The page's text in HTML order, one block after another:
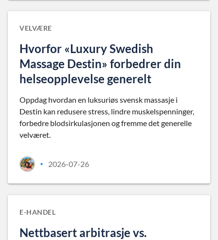
VELVÆRE
Hvorfor «Luxury Swedish
Massage Destin» forbedrer din
helseopplevelse generelt
Oppdag hvordan en luksuriøs svensk massasje i
Destin kan redusere stress, lindre muskelspenninger,
forbedre blodsirkulasjonen og fremme det generelle
velværet.
• 2026-07-26
E-HANDEL
Nettbasert arbitrasje vs.